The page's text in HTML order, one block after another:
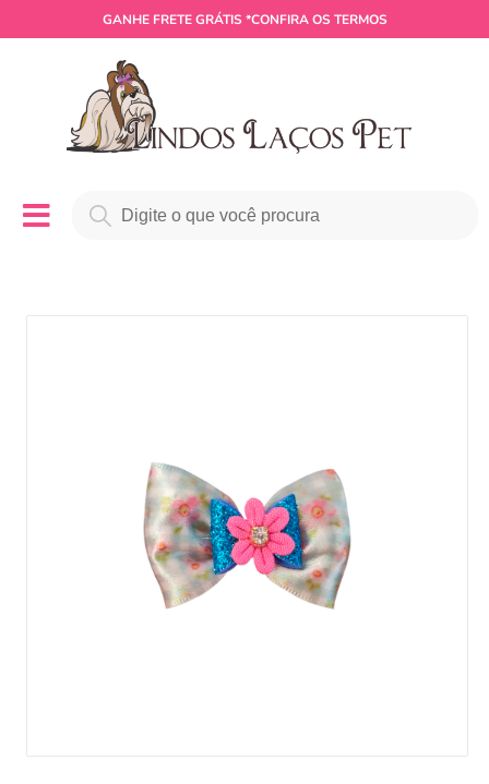
GANHE FRETE GRÁTIS *CONFIRA OS TERMOS